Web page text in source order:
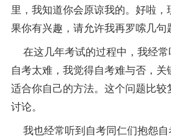
里，我知道你会原谅我的。好啦
果你有兴趣，请允许我再罗嗦几句
在这几年考试的过程中，我经
自考太难，我觉得自考难与否，
适合你自己的方法。这个问题比较
讨论。
我也经常听到自考同仁们抱怨自